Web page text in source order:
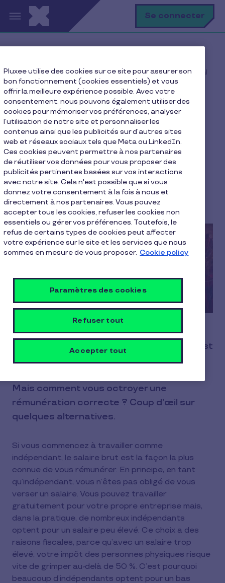
Aller au contenu principal Se connecter
Débuter comme indépendant avec un package salarial
intéressant
Débuter comme
indépendant avec un
package salarial
intéressant
3 min de lecture 4 août 2024
Pour quiconque commence en tant
qu’indépendant, en général, la consigne est
claire : n’optez pas pour un salaire trop
Mais comment vous octroyer une
rémunération correcte ? Coup d’œil sur
quelques alternatives.
Si vous commencez à travailler comme
indépendant, le salaire brut est la façon la plus
connue de vous rémunérer. En principe, en tant
qu’indépendant, vous n’êtes pas obligé de vous
verser un salaire. Vous pouvez travailler
gratuitement pour votre propre entreprise mais,
dans la pratique, de nombreux indépendants
optent pour un salaire peu élevé. Ce choix a des
raisons fiscales, parce qu’avec un salaire trop
élevé, votre impôt des personnes physiques risque
vite de grimper au-delà de 50 %. C’est pourquoi
beaucoup d’indépendants optent pour un bas
Pluxee utilise des cookies sur ce site pour assurer son
bon fonctionnement (cookies essentiels) et vous
offrir la meilleure expérience possible. Avec votre
consentement, nous pouvons également utiliser des
cookies pour mémoriser vos préférences, analyser
l’utilisation de notre site et personnaliser les
contenus ainsi que les publicités sur d’autres sites
web et réseaux sociaux tels que Meta ou LinkedIn.
Ces cookies peuvent permettre à nos partenaires
de réutiliser vos données pour vous proposer des
publicités pertinentes basées sur vos interactions
avec notre site. Cela n'est possible que si vous
donnez votre consentement à la fois à nous et
directement à nos partenaires. Vous pouvez
accepter tous les cookies, refuser les cookies non
essentiels ou gérer vos préférences. Toutefois, le
refus de certains types de cookies peut affecter
votre expérience sur le site et les services que nous
sommes en mesure de vous proposer. Cookie policy
Paramètres des cookies
Refuser tout
Accepter tout